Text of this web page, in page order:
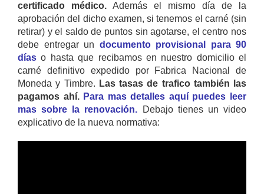
certificado médico. Además el mismo día de la
aprobación del dicho examen, si tenemos el carné (sin
retirar) y el saldo de puntos sin agotarse, el centro nos
debe entregar un documento provisional para 90
días o hasta que recibamos en nuestro domicilio el
carné definitivo expedido por Fabrica Nacional de
Moneda y Timbre. Las tasas de trafico también las
pagamos ahí. Para mas detalles aquí puedes leer
mas sobre la renovación. Debajo tienes un video
explicativo de la nueva normativa: